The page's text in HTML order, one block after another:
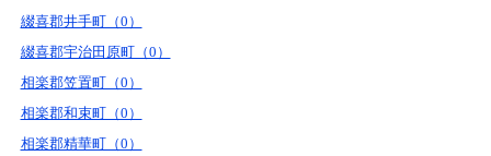
綴喜郡井手町（0）
綴喜郡宇治田原町（0）
相楽郡笠置町（0）
相楽郡和束町（0）
相楽郡精華町（0）